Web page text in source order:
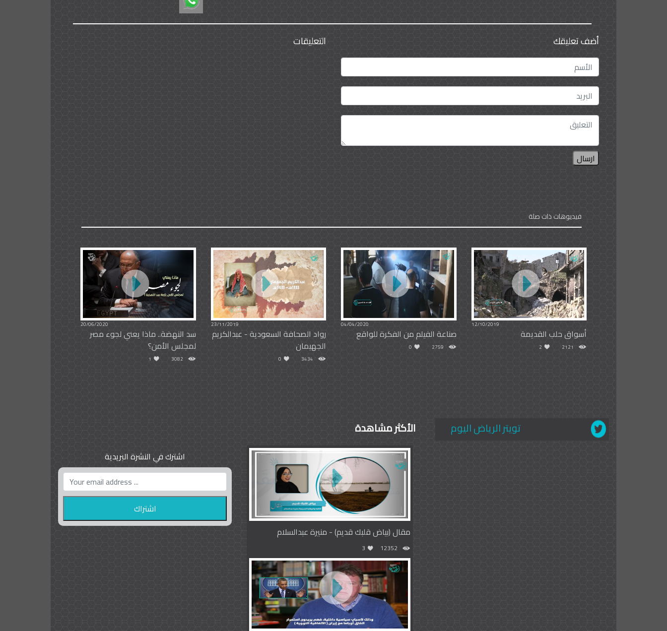
أضف تعليقك
ارسال
التعليقات
فيديوهات ذات صلة
12/10/2019
أسواق حلب القديمة
2121
2
04/04/2020
صناعة الفيلم من الفكرة للواقع
2759
0
23/11/2019
رواد الصحافة السعودية - عبدالكريم
الجهيمان
3434
0
20/06/2020
سد النهضة.. ماذا يعني لجوء مصر
لمجلس الأمن؟
3082
1
تويتر الرياض اليوم الأكثر مشاهدة
مقال (بياض قلبك قديم) - منيرة عبدالسلام
12352
3
اشترك في النشرة البريدية